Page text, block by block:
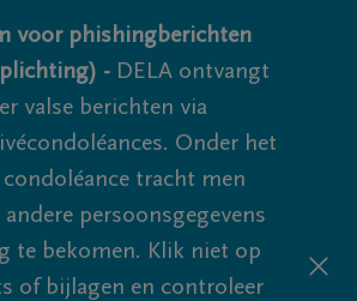
voor phishingberichten
- DELA ontvangt
valse berichten via
Onder het
tracht men
persoonsgegevens
te bekomen. Klik niet op
of bijlagen en controleer